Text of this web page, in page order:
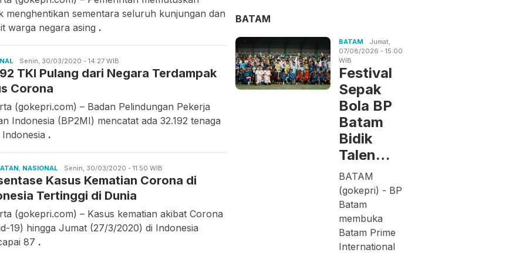
menghentikan sementara seluruh kunjungan dan
warga negara asing .
Nana
Senin, 30/03/2020 - 14:27 WIB
TKI Pulang dari Negara Terdampak
Corona
(gokepri.com) – Badan Pelindungan Pekerja
Indonesia (BP2MI) mencatat ada 32.192 tenaga
.
, NASIONAL Zaki
Senin, 30/03/2020 - 11:50 WIB
Kasus Kematian Corona di
Tertinggi di Dunia
(gokepri.com) – Kasus kematian akibat Corona
19) hingga Jumat (27/3/2020) di Indonesia
87 .
BATAM
BATAM
Jumat,
07/08/2026 - 15:00
WIB
Festival
Sepak
Bola BP
Batam
Bidik
Talen…
BATAM
(gokepri) - BP
Batam
membuka
Batam Prime
International